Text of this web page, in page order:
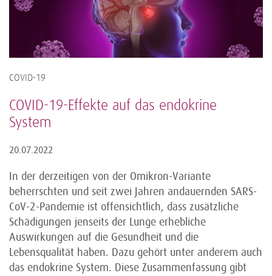
COVID-19
COVID-19-Effekte auf das endokrine
System
20.07.2022
In der derzeitigen von der Omikron-Variante
beherrschten und seit zwei Jahren andauernden SARS-
CoV-2-Pandemie ist offensichtlich, dass zusätzliche
Schädigungen jenseits der Lunge erhebliche
Auswirkungen auf die Gesundheit und die
Lebensqualität haben. Dazu gehört unter anderem auch
das endokrine System. Diese Zusammenfassung gibt